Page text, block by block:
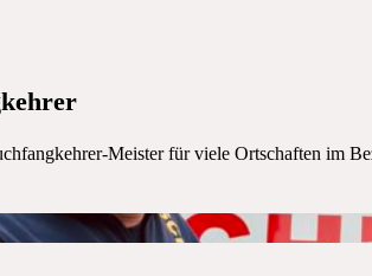
Meister für viele Ortschaften im